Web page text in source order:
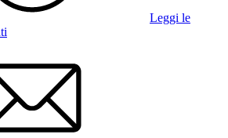
Leggi le